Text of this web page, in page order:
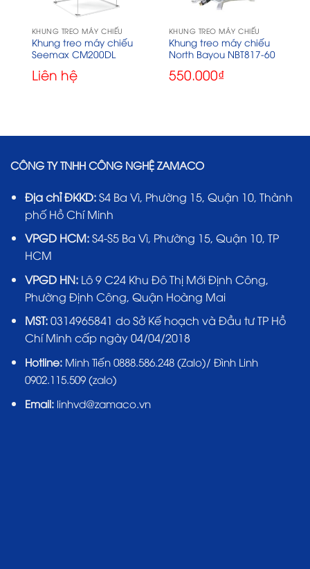
KHUNG TREO MÁY CHIẾU
Khung treo máy chiếu
Seemax CM200DL
Liên hệ
KHUNG TREO MÁY CHIẾU
Khung treo máy chiếu
North Bayou NBT817-60
550.000₫
CÔNG TY TNHH CÔNG NGHỆ ZAMACO
Địa chỉ ĐKKD:S4 Ba Vì, Phường 15, Quận 10, Thành
phố Hồ Chí Minh
VPGD HCM:S4-S5 Ba Vì, Phường 15, Quận 10, TP
HCM
VPGD HN:Lô 9 C24 Khu Đô Thị Mới Định Công,
Phường Định Công, Quận Hoàng Mai
MST:0314965841 do Sở Kế hoạch và Đầu tư TP Hồ
Chí Minh cấp ngày 04/04/2018
Hotline: Minh Tiến 0888.586.248 (Zalo)/ Đình Linh
0902.115.509 (zalo)
Email:linhvd@zamaco.vn